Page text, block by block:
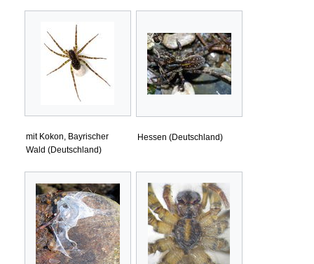
mit Kokon, Bayrischer
Wald (Deutschland)
Hessen (Deutschland)